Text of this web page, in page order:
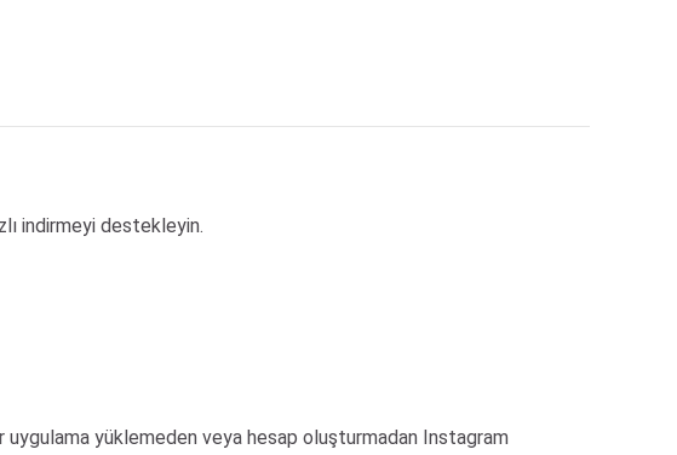
indirmeyi destekleyin.
yüklemeden veya hesap oluşturmadan Instagram